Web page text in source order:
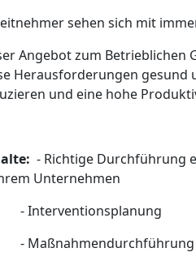
sehen sich mit
Angebot zum Betrieblichen
Herausforderungen gesund
und eine hohe
- Richtige Durchführung
Unternehmen